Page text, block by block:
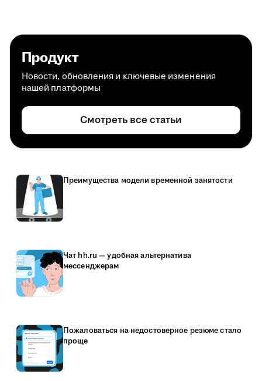
Продукт
Новости, обновления и ключевые изменения
нашей платформы
Смотреть все статьи
Преимущества модели временной занятости
Чат hh.ru — удобная альтернатива
мессенджерам
Пожаловаться на недостоверное резюме стало
проще